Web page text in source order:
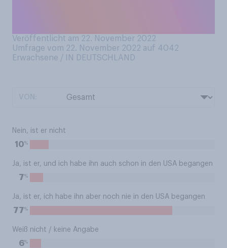
Veröffentlicht am 22. November 2022
Umfrage vom 22. November 2022 auf 4042
Erwachsene / IN DEUTSCHLAND
Nein, ist er nicht
10%
Ja, ist er, und ich habe ihn auch schon in den USA begangen
7%
Ja, ist er, ich habe ihn aber noch nie in den USA begangen
77%
Weiß nicht / keine Angabe
6%